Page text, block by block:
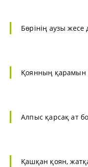
Бөрінің аузы
Қоянның қарамын
Алпыс қарсақ ат
Қашқан қоян,